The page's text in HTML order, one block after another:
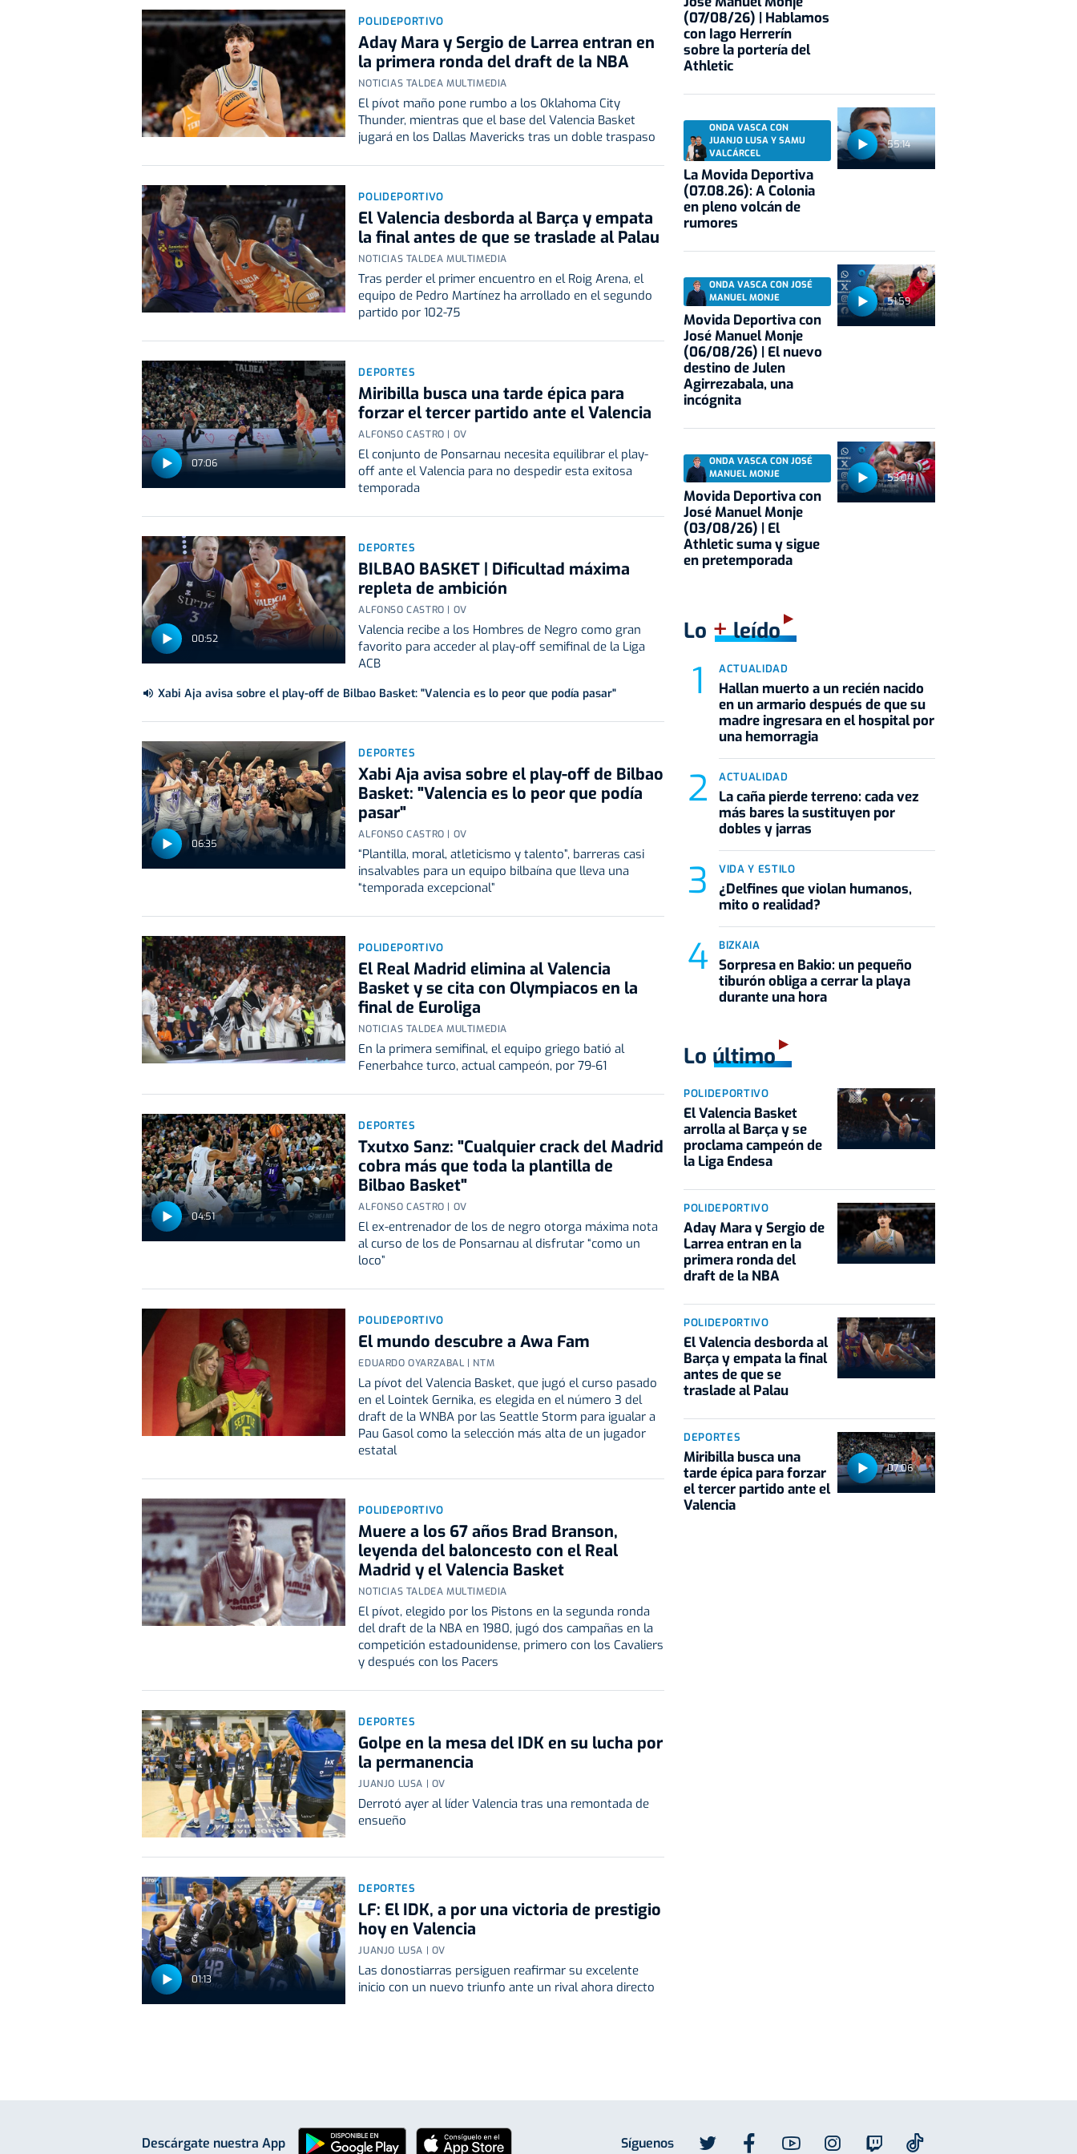
POLIDEPORTIVO
Aday Mara y Sergio de Larrea entran en
la primera ronda del draft de la NBA
NOTICIAS TALDEA MULTIMEDIA
El pívot maño pone rumbo a los Oklahoma City
Thunder, mientras que el base del Valencia Basket
jugará en los Dallas Mavericks tras un doble traspaso
POLIDEPORTIVO
El Valencia desborda al Barça y empata
la final antes de que se traslade al Palau
NOTICIAS TALDEA MULTIMEDIA
Tras perder el primer encuentro en el Roig Arena, el
equipo de Pedro Martínez ha arrollado en el segundo
partido por 102-75
07:06
DEPORTES
Miribilla busca una tarde épica para
forzar el tercer partido ante el Valencia
ALFONSO CASTRO | OV
El conjunto de Ponsarnau necesita equilibrar el play-
off ante el Valencia para no despedir esta exitosa
temporada
00:52
DEPORTES
BILBAO BASKET | Dificultad máxima
repleta de ambición
ALFONSO CASTRO | OV
Valencia recibe a los Hombres de Negro como gran
favorito para acceder al play-off semifinal de la Liga
ACB
Xabi Aja avisa sobre el play-off de Bilbao Basket: "Valencia es lo peor que podía pasar"
06:35
DEPORTES
Xabi Aja avisa sobre el play-off de Bilbao
Basket: "Valencia es lo peor que podía
pasar"
ALFONSO CASTRO | OV
“Plantilla, moral, atleticismo y talento”, barreras casi
insalvables para un equipo bilbaína que lleva una
“temporada excepcional”
POLIDEPORTIVO
El Real Madrid elimina al Valencia
Basket y se cita con Olympiacos en la
final de Euroliga
NOTICIAS TALDEA MULTIMEDIA
En la primera semifinal, el equipo griego batió al
Fenerbahce turco, actual campeón, por 79-61
04:51
DEPORTES
Txutxo Sanz: "Cualquier crack del Madrid
cobra más que toda la plantilla de
Bilbao Basket"
ALFONSO CASTRO | OV
El ex-entrenador de los de negro otorga máxima nota
al curso de los de Ponsarnau al disfrutar “como un
loco”
POLIDEPORTIVO
El mundo descubre a Awa Fam
EDUARDO OYARZABAL | NTM
La pívot del Valencia Basket, que jugó el curso pasado
en el Lointek Gernika, es elegida en el número 3 del
draft de la WNBA por las Seattle Storm para igualar a
Pau Gasol como la selección más alta de un jugador
estatal
POLIDEPORTIVO
Muere a los 67 años Brad Branson,
leyenda del baloncesto con el Real
Madrid y el Valencia Basket
NOTICIAS TALDEA MULTIMEDIA
El pívot, elegido por los Pistons en la segunda ronda
del draft de la NBA en 1980, jugó dos campañas en la
competición estadounidense, primero con los Cavaliers
y después con los Pacers
DEPORTES
Golpe en la mesa del IDK en su lucha por
la permanencia
JUANJO LUSA | OV
Derrotó ayer al líder Valencia tras una remontada de
ensueño
01:13
DEPORTES
LF: El IDK, a por una victoria de prestigio
hoy en Valencia
JUANJO LUSA | OV
Las donostiarras persiguen reafirmar su excelente
inicio con un nuevo triunfo ante un rival ahora directo
(07/08/26) | Hablamos
con Iago Herrerín
sobre la portería del
Athletic
55:14
ONDA VASCA CON
JUANJO LUSA Y SAMU
VALCÁRCEL
La Movida Deportiva
(07.08.26): A Colonia
en pleno volcán de
rumores
51:59
ONDA VASCA CON JOSÉ
MANUEL MONJE
Movida Deportiva con
José Manuel Monje
(06/08/26) | El nuevo
destino de Julen
Agirrezabala, una
incógnita
53:04
ONDA VASCA CON JOSÉ
MANUEL MONJE
Movida Deportiva con
José Manuel Monje
(03/08/26) | El
Athletic suma y sigue
en pretemporada
Lo +leído
ACTUALIDAD
Hallan muerto a un recién nacido
en un armario después de que su
madre ingresara en el hospital por
una hemorragia
ACTUALIDAD
La caña pierde terreno: cada vez
más bares la sustituyen por
dobles y jarras
VIDA Y ESTILO
¿Delfines que violan humanos,
mito o realidad?
BIZKAIA
Sorpresa en Bakio: un pequeño
tiburón obliga a cerrar la playa
durante una hora
Lo último
POLIDEPORTIVO
El Valencia Basket
arrolla al Barça y se
proclama campeón de
la Liga Endesa
POLIDEPORTIVO
Aday Mara y Sergio de
Larrea entran en la
primera ronda del
draft de la NBA
POLIDEPORTIVO
El Valencia desborda al
Barça y empata la final
antes de que se
traslade al Palau
07:06
DEPORTES
Miribilla busca una
tarde épica para forzar
el tercer partido ante el
Valencia
Síguenos
Descárgate nuestra App